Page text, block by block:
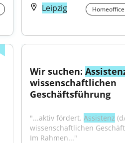
Leipzig
Homeoffice
Wir suchen:
wissenschaftlichen
Geschäftsführung
"...aktiv fördert. Assistenz
wissenschaftlichen
Im Rahmen..."